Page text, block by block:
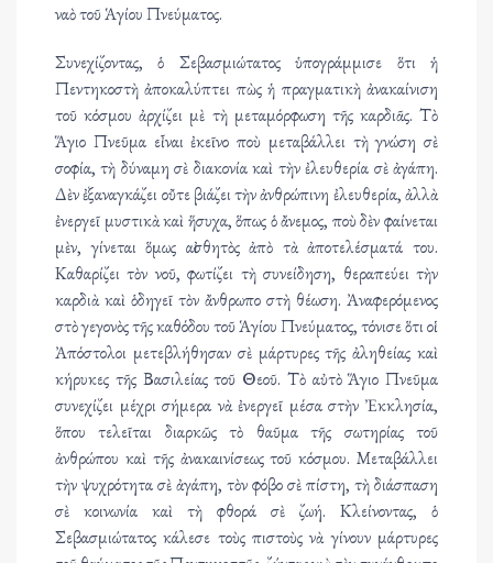
ναὸ τοῦ Ἁγίου Πνεύματος.
Συνεχίζοντας, ὁ Σεβασμιώτατος ὑπογράμμισε ὅτι ἡ
Πεντηκοστὴ ἀποκαλύπτει πὼς ἡ πραγματικὴ ἀνακαίνιση
τοῦ κόσμου ἀρχίζει μὲ τὴ μεταμόρφωση τῆς καρδιᾶς. Τὸ
Ἅγιο Πνεῦμα εἶναι ἐκεῖνο ποὺ μεταβάλλει τὴ γνώση σὲ
σοφία, τὴ δύναμη σὲ διακονία καὶ τὴν ἐλευθερία σὲ ἀγάπη.
Δὲν ἐξαναγκάζει οὔτε βιάζει τὴν ἀνθρώπινη ἐλευθερία, ἀλλὰ
ἐνεργεῖ μυστικὰ καὶ ἥσυχα, ὅπως ὁ ἄνεμος, ποὺ δὲν φαίνεται
μὲν, γίνεται ὅμως αἰσθητὸς ἀπὸ τὰ ἀποτελέσματά του.
Καθαρίζει τὸν νοῦ, φωτίζει τὴ συνείδηση, θεραπεύει τὴν
καρδιὰ καὶ ὁδηγεῖ τὸν ἄνθρωπο στὴ θέωση. Ἀναφερόμενος
στὸ γεγονὸς τῆς καθόδου τοῦ Ἁγίου Πνεύματος, τόνισε ὅτι οἱ
Ἀπόστολοι μετεβλήθησαν σὲ μάρτυρες τῆς ἀληθείας καὶ
κήρυκες τῆς Βασιλείας τοῦ Θεοῦ. Τὸ αὐτὸ Ἅγιο Πνεῦμα
συνεχίζει μέχρι σήμερα νὰ ἐνεργεῖ μέσα στὴν Ἐκκλησία,
ὅπου τελεῖται διαρκῶς τὸ θαῦμα τῆς σωτηρίας τοῦ
ἀνθρώπου καὶ τῆς ἀνακαινίσεως τοῦ κόσμου. Μεταβάλλει
τὴν ψυχρότητα σὲ ἀγάπη, τὸν φόβο σὲ πίστη, τὴ διάσπαση
σὲ κοινωνία καὶ τὴ φθορά σὲ ζωή. Κλείνοντας, ὁ
Σεβασμιώτατος κάλεσε τοὺς πιστοὺς νὰ γίνουν μάρτυρες